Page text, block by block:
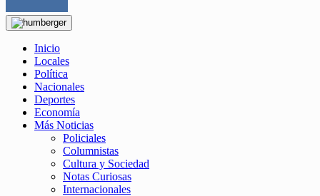
Inicio
Locales
Política
Nacionales
Deportes
Economía
Más Noticias
Policiales
Columnistas
Cultura y Sociedad
Notas Curiosas
Internacionales